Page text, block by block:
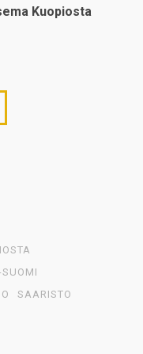
Kuopiosta
SAARISTO